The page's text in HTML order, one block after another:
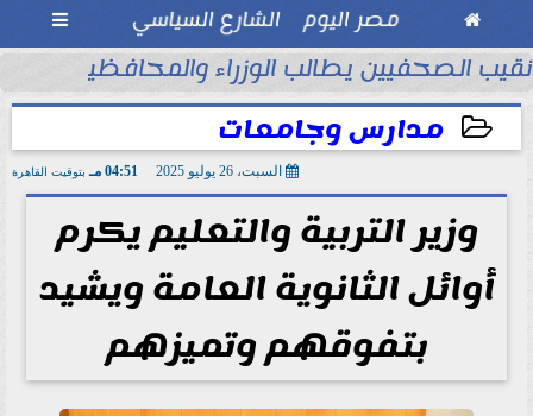
 مصر اليوم الشارع السياسي 
والطباعة والإعلام والثقافة والآثار
نقيب الصحفيين يطالب الوزراء والمحافظين
مدارس وجامعات
السبت، 26 يوليو 2025 04:51 مـ بتوقيت القاهرة
وزير التربية والتعليم يكرم
أوائل الثانوية العامة ويشيد
بتفوقهم وتميزهم